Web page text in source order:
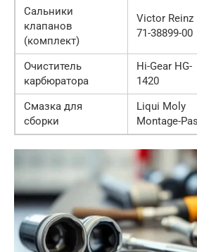
Сальники
клапанов
(комплект)
Victor Reinz
71-38899-00
Очиститель
карбюратора
Hi-Gear HG-
1420
Смазка для
сборки
Liqui Moly
Montage-